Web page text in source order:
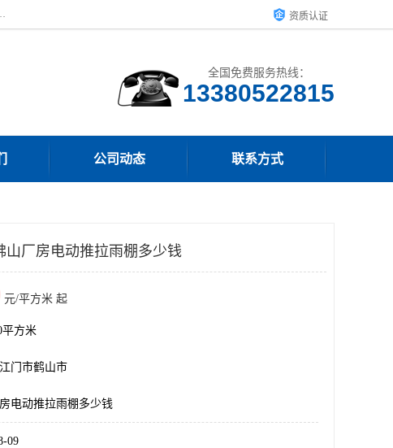
,美观形象,且售后服务好。公司充分吸纳当今休闲用品的前端技术和风格,为您带来质价相宜,时尚典雅的各种户外用品, 资质认证
全国免费服务热线：
13380522815
公司动态 联系方式
山厂房电动推拉雨棚多少钱
元/平方米 起
平方米
门市鹤山市
电动推拉雨棚多少钱
09